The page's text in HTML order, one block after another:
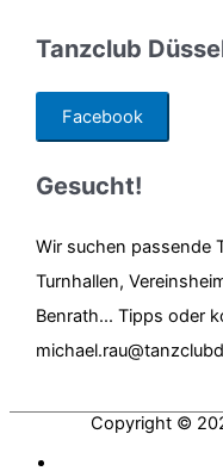
Tanzclub
Facebook
Gesucht!
Wir suchen passende
Turnhallen,
Benrath... Tipps oder
Copyright ©